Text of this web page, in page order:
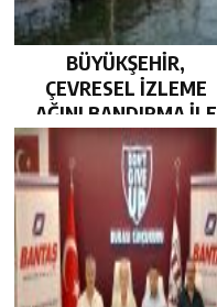
BÜYÜKŞEHİR,
ÇEVRESEL İZLEME
AĞINI BANDIRMA İLE
GÜÇLENDİRDİ…